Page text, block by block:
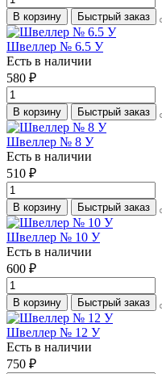
В корзину Быстрый заказ
Швеллер № 6.5 У
Есть в наличии
580 ₽
В корзину Быстрый заказ
Швеллер № 8 У
Есть в наличии
510 ₽
В корзину Быстрый заказ
Швеллер № 10 У
Есть в наличии
600 ₽
В корзину Быстрый заказ
Швеллер № 12 У
Есть в наличии
750 ₽